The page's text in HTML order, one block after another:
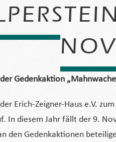
Gedenkaktion
Erich-Zeigner-Haus e.V.
In diesem Jahr fällt der 9.
den Gedenkaktionen